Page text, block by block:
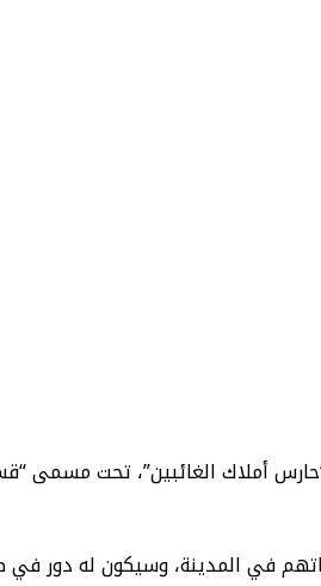
لقانون “حارس أملاك الغائبين”، تحت
في المدينة، وسيكون له دور في